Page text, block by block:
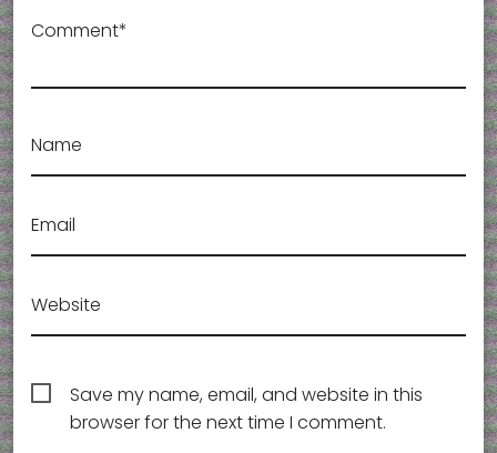
Comment*
Name
Email
Website
Save my name, email, and website in this
browser for the next time I comment.